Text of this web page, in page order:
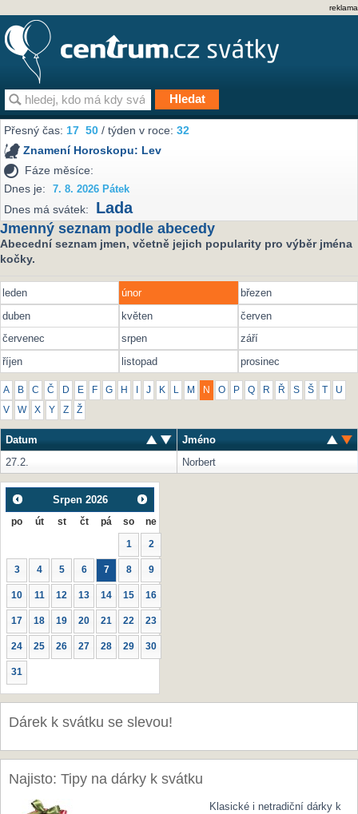
reklama
Přesný čas:17 50 / týden v roce:32
Znamení Horoskopu: Lev
Fáze měsíce:
Dnes je:
7. 8. 2026 Pátek
Dnes má svátek: Lada
Jmenný seznam podle abecedy
Abecední seznam jmen, včetně jejich popularity pro výběr jména
kočky.
leden únor
březen
duben
květen
červen
červenec
srpen
září
říjen
listopad prosinec
A B C Č D E F G H J K L M N O P Q R Ř S Š U
V W X Y Z Ž
Datum
Jméno
27.2.
Norbert
Srpen 2026
po út st čt pá so ne
1 2
3 4 5 6 7 8 9
10 11 12 13 14 15 16
17 18 19 20 21 22 23
24 25 26 27 28 29 30
31
Dárek k svátku se slevou!
Najisto: Tipy na dárky k svátku
Klasické i netradiční dárky k